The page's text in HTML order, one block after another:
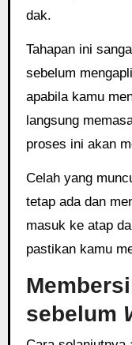
dak.
Tahapan ini
sebelum
apabila kamu
langsung
proses ini akan
Celah yang
tetap ada dan
masuk ke atap
pastikan kamu
sebelum